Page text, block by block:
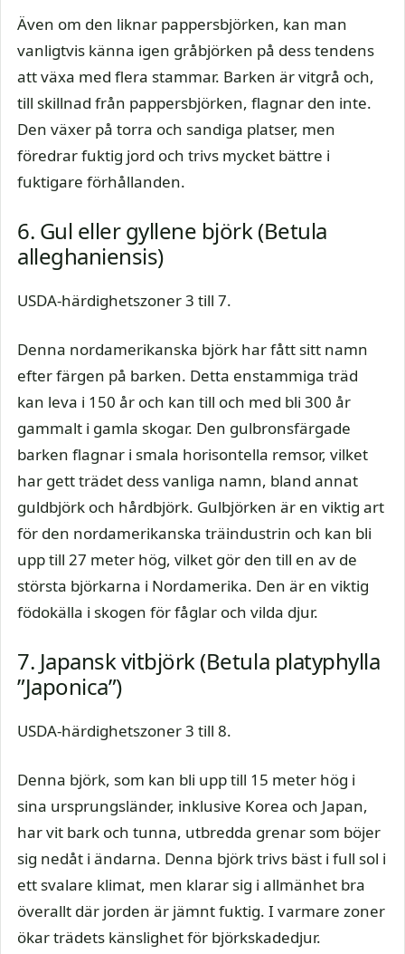
Även om den liknar pappersbjörken, kan man
vanligtvis känna igen gråbjörken på dess tendens
att växa med flera stammar. Barken är vitgrå och,
till skillnad från pappersbjörken, flagnar den inte.
Den växer på torra och sandiga platser, men
föredrar fuktig jord och trivs mycket bättre i
fuktigare förhållanden.
6. Gul eller gyllene björk (Betula
alleghaniensis)
USDA-härdighetszoner 3 till 7.
Denna nordamerikanska björk har fått sitt namn
efter färgen på barken. Detta enstammiga träd
kan leva i 150 år och kan till och med bli 300 år
gammalt i gamla skogar. Den gulbronsfärgade
barken flagnar i smala horisontella remsor, vilket
har gett trädet dess vanliga namn, bland annat
guldbjörk och hårdbjörk. Gulbjörken är en viktig art
för den nordamerikanska träindustrin och kan bli
upp till 27 meter hög, vilket gör den till en av de
största björkarna i Nordamerika. Den är en viktig
födokälla i skogen för fåglar och vilda djur.
7. Japansk vitbjörk (Betula platyphylla
”Japonica”)
USDA-härdighetszoner 3 till 8.
Denna björk, som kan bli upp till 15 meter hög i
sina ursprungsländer, inklusive Korea och Japan,
har vit bark och tunna, utbredda grenar som böjer
sig nedåt i ändarna. Denna björk trivs bäst i full sol i
ett svalare klimat, men klarar sig i allmänhet bra
överallt där jorden är jämnt fuktig. I varmare zoner
ökar trädets känslighet för björkskadedjur.